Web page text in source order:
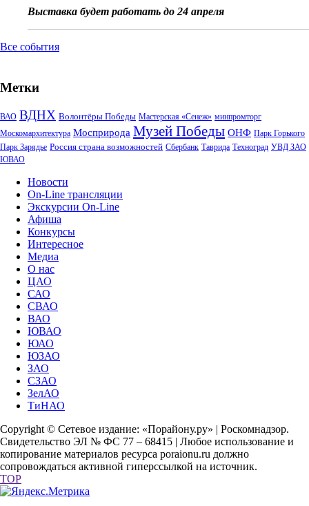
Выставка будет работать до 24 апреля
Все события
Метки
ВАО ВДНХ Волонтёры Победы Мастерская «Сенеж» минпромторг
Москомархитектура Мосприрода Музей Победы ОНФ Парк Горького
Парк Зарядье Россия страна возможностей Сбербанк Таврида Техноград УВД ЗАО
ЮВАО
Новости
On-Line трансляции
Экскурсии On-Line
Афиша
Конкурсы
Интересное
Медиа
О нас
ЦАО
САО
СВАО
ВАО
ЮВАО
ЮАО
ЮЗАО
ЗАО
СЗАО
ЗелАО
ТиНАО
Copyright © Сетевое издание: «Порайону.ру» | Роскомнадзор.
Свидетельство ЭЛ № ФС 77 – 68415 | Любое использование и
копирование материалов ресурса poraionu.ru должно
сопровождаться активной гиперссылкой на источник.
TOP